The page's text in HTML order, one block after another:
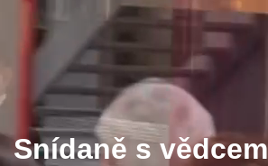
Snídaně s vědcem